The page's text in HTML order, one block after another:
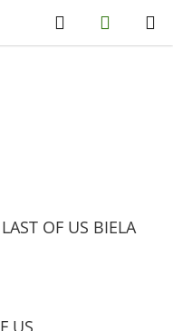
Hľadať
KOŠÍK
OF US BIELA
US